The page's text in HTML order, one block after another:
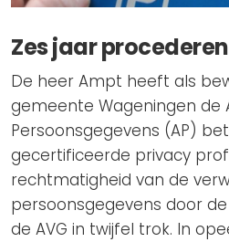
Zes jaar procederen
De heer Ampt heeft als
gemeente Wageningen de
Persoonsgegevens (AP)
gecertificeerde privacy
rechtmatigheid van de
persoonsgegevens door
de AVG in twijfel trok. In